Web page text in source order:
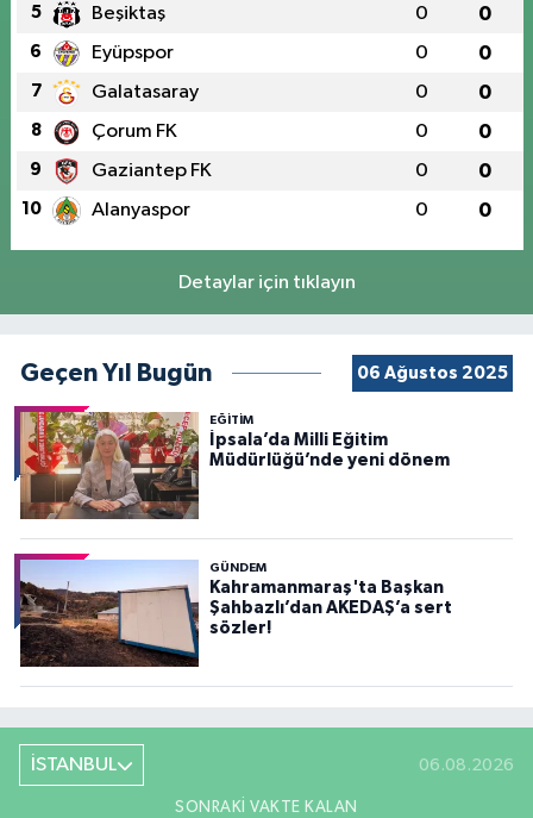
5 Beşiktaş 0 0
6 Eyüpspor 0 0
7 Galatasaray 0 0
8 Çorum FK 0 0
9 Gaziantep FK 0 0
10 Alanyaspor 0 0
Detaylar için tıklayın
Geçen Yıl Bugün 06 Ağustos 2025
EĞİTİM
İpsala’da Milli Eğitim
Müdürlüğü’nde yeni dönem
GÜNDEM
Kahramanmaraş'ta Başkan
Şahbazlı’dan AKEDAŞ’a sert
sözler!
İSTANBUL 06.08.2026
SONRAKI VAKTE KALAN